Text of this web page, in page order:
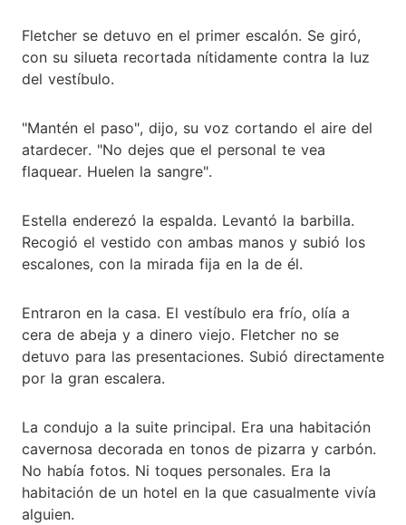
Fletcher se detuvo en el primer escalón. Se giró,
con su silueta recortada nítidamente contra la luz
del vestíbulo.
"Mantén el paso", dijo, su voz cortando el aire del
atardecer. "No dejes que el personal te vea
flaquear. Huelen la sangre".
Estella enderezó la espalda. Levantó la barbilla.
Recogió el vestido con ambas manos y subió los
escalones, con la mirada fija en la de él.
Entraron en la casa. El vestíbulo era frío, olía a
cera de abeja y a dinero viejo. Fletcher no se
detuvo para las presentaciones. Subió directamente
por la gran escalera.
La condujo a la suite principal. Era una habitación
cavernosa decorada en tonos de pizarra y carbón.
No había fotos. Ni toques personales. Era la
habitación de un hotel en la que casualmente vivía
alguien.